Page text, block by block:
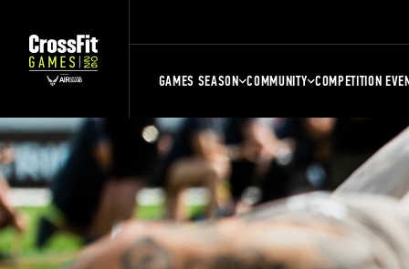
GAMES SEASON COMMUNITY COMPETITION